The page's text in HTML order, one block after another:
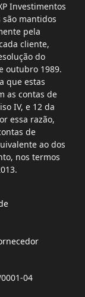
Investimentos
mantidos
pela
cliente,
do
outubro 1989.
que estas
as contas de
IV, e 12 da
essa razão,
de
ao dos
nos termos
04